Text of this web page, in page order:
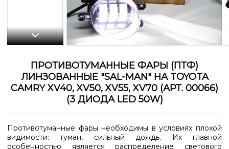
ПРОТИВОТУМАННЫЕ ФАРЫ (ПТФ)
ЛИНЗОВАННЫЕ "SAL-MAN" НА TOYOTA
CAMRY XV40, XV50, XV55, XV70 (АРТ. 00066)
(3 ДИОДА LED 50W)
Противотуманные фары необходимы в условиях плохой
видимости: туман, сильный дождь. Их главной
особенностью является распределение светового